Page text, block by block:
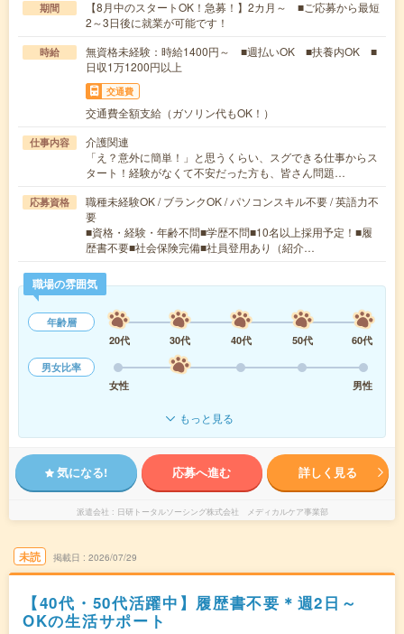
期間
【8月中のスタートOK！急募！】2カ月～ ■ご応募から最短
2～3日後に就業が可能です！
時給
無資格未経験：時給1400円～ ■週払いOK ■扶養内OK ■
日収1万1200円以上
交通費
交通費全額支給（ガソリン代もOK！）
仕事内容
介護関連
「え？意外に簡単！」と思うくらい、スグできる仕事からス
タート！経験がなくて不安だった方も、皆さん問題…
応募資格
職種未経験OK / ブランクOK / パソコンスキル不要 / 英語力不
要
■資格・経験・年齢不問■学歴不問■10名以上採用予定！■履
歴書不要■社会保険完備■社員登用あり（紹介…
職場の雰囲気
年齢層
20代
30代 40代 50代
60代
男女比率
女性
男性
もっと見る
気になる! 応募へ進む 詳しく見る
派遣会社 日研トータルソーシング株式会社 メディカルケア事業部
未読 掲載日 2026/07/29
【40代・50代活躍中】履歴書不要＊週2日～
OKの生活サポート